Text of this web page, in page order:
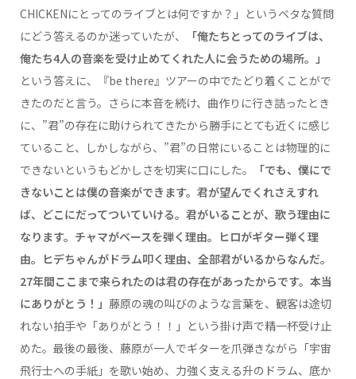
CHICKENにとってのライブとは何ですか？」というベタな質問
にどう答えるのか迷っていたが、
「俺たちとってのライブは、
俺たち4人の音楽を受け止めてくれた人に会うための場所。」
という答えに、『be there』ツアーの中でたどり着くことがで
きたのだと言う。さらに本音を続け、曲作りに行き詰ったとき
に、”君”の存在に助けられてきたから勝手にとても近くに感じ
ていること、しかしながら、”君”の日常にいることは物理的に
できないというもどかしさを切実に口にした。
「でも、僕にで
きないことは僕の音楽ができます。君が望んでくれさえすれ
ば、どこにだってついていける。君がいることが、歌う理由に
なります。チャマがベースを弾く理由。ヒロがギター弾く理
由。ヒデちゃんがドラム叩く理由、全部君がいるからなんだ。
27年間ここまで来られたのは君の存在があったからです。本当
にありがとう！」 藤原の魂の叫びのような言葉を、観客は途切
れない拍手や「ありがとう！！」という掛け声で精一杯受け止
めた。最後の最後、藤原が一人でギターを爪弾きながら「宇宙
飛行士への手紙」を歌い始め、力強く支える升のドラム、底か